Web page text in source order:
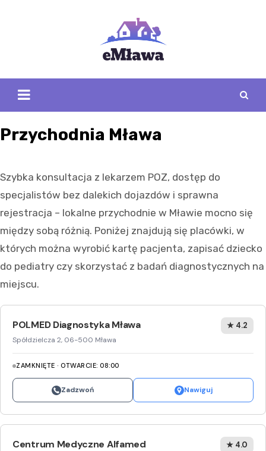
Przychodnia Mława
Szybka konsultacja z lekarzem POZ, dostęp do
specjalistów bez dalekich dojazdów i sprawna
rejestracja – lokalne przychodnie w Mławie mocno się
między sobą różnią. Poniżej znajdują się placówki, w
których można wyrobić kartę pacjenta, zapisać dziecko
do pediatry czy skorzystać z badań diagnostycznych na
miejscu.
POLMED Diagnostyka Mława
Spółdzielcza 2, 06-500 Mława
★ 4.2
ZAMKNIĘTE · OTWARCIE: 08:00
Zadzwoń Nawiguj
Centrum Medyczne Alfamed ★ 4.0